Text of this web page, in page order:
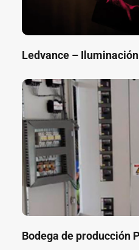
Ledvance –
Bodega de producción